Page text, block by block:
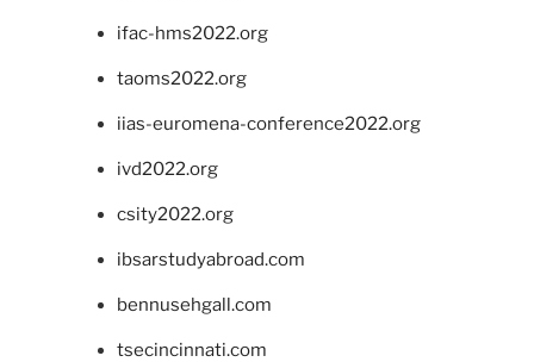
ifac-hms2022.org
taoms2022.org
iias-euromena-conference2022.org
ivd2022.org
csity2022.org
ibsarstudyabroad.com
bennusehgall.com
tsecincinnati.com